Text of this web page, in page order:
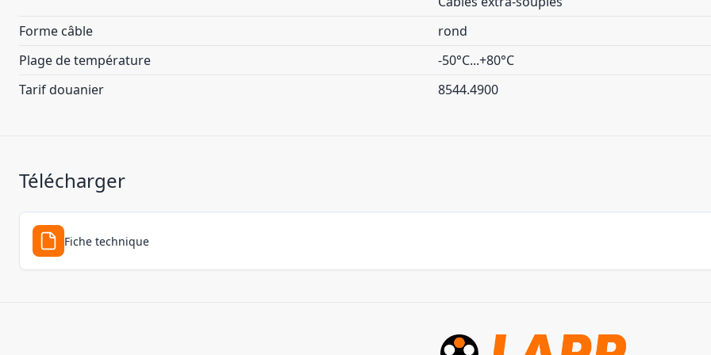
Forme câble
rond
Plage de température
-50°C...+80°C
Tarif douanier
8544.4900
Télécharger
Fiche technique